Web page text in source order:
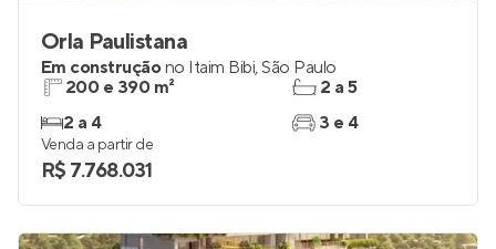
Orla Paulistana
Em construçãono Itaim Bibi,São Paulo
200 e 390 m²
2 a 4
2 a 5
3 e 4
Venda a partir de
R$ 7.768.031